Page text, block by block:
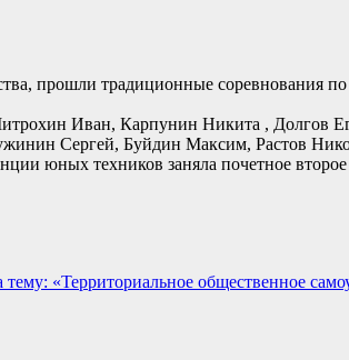
прошли традиционные соревнования
Иван, Карпунин Никита , Долгов
Сергей, Буйдин Максим, Растов
юных техников заняла почетное
«Территориальное общественное